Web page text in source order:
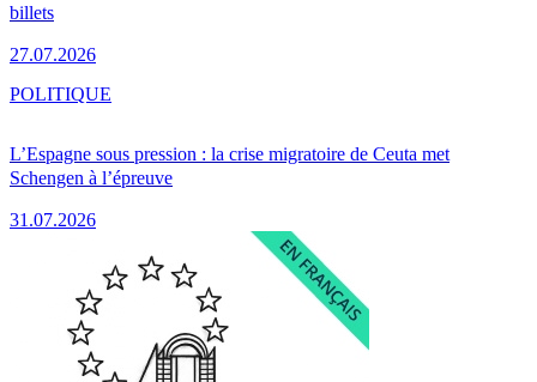
billets
27.07.2026
L’Espagne sous pression : la crise migratoire de Ceuta met
Schengen à l’épreuve
31.07.2026
POLITIQUE